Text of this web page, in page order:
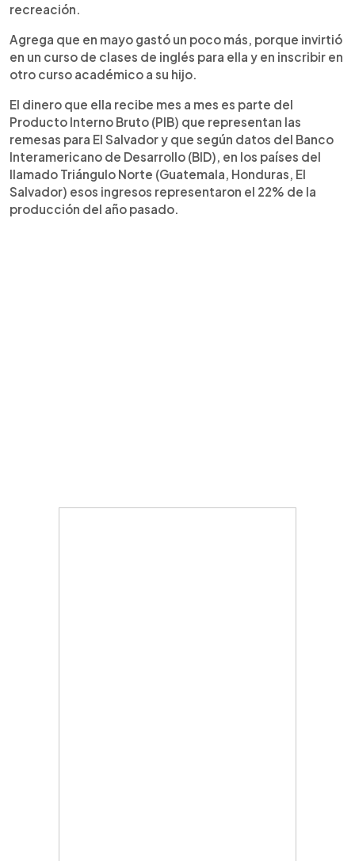
recreación.
Agrega que en mayo gastó un poco más, porque invirtió
en un curso de clases de inglés para ella y en inscribir en
otro curso académico a su hijo.
El dinero que ella recibe mes a mes es parte del
Producto Interno Bruto (PIB) que representan las
remesas para El Salvador y que según datos del Banco
Interamericano de Desarrollo (BID), en los países del
llamado Triángulo Norte (Guatemala, Honduras, El
Salvador) esos ingresos representaron el 22% de la
producción del año pasado.